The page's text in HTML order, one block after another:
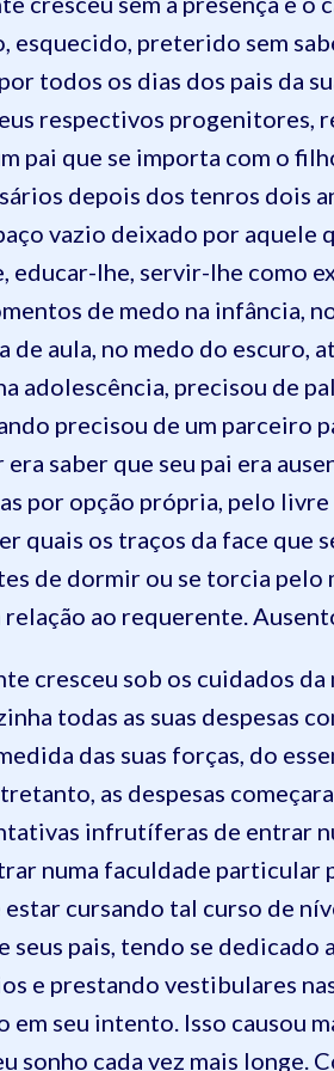
esquecido, preterido sem
todos os dias dos pais da
respectivos progenitores,
pai que se importa com o
depois dos tenros dois
vazio deixado por aquele
educar-lhe, servir-lhe como
de medo na infância,
de aula, no medo do escuro,
adolescência, precisou de
precisou de um parceiro
era saber que seu pai era
por opção própria, pelo
quais os traços da face que
de dormir ou se torcia pelo
ao requerente.
cresceu sob os cuidados da
todas as suas despesas
das suas forças, do
as despesas
infrutíferas de entrar
numa faculdade particular
cursando tal curso de
seus pais, tendo se
e prestando vestibulares
em seu intento. Isso causou
sonho cada vez mais